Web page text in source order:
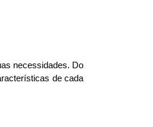
necessidades. Do
de cada